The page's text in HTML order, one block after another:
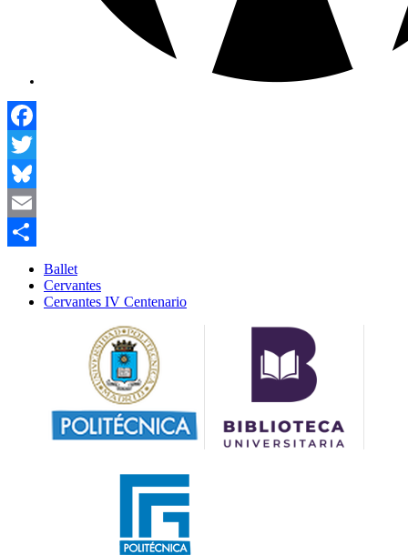
Facebook
Twitter
Bluesky
Email
Compartir
Ballet
Cervantes
Cervantes IV Centenario